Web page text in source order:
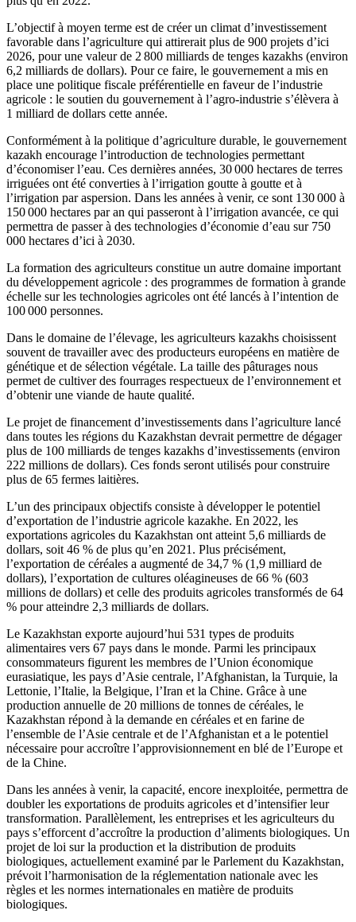
L’objectif à moyen terme est de créer un climat d’investissement
favorable dans l’agriculture qui attirerait plus de 900 projets d’ici
2026, pour une valeur de 2 800 milliards de tenges kazakhs (environ
6,2 milliards de dollars). Pour ce faire, le gouvernement a mis en
place une politique fiscale préférentielle en faveur de l’industrie
agricole : le soutien du gouvernement à l’agro-industrie s’élèvera à
1 milliard de dollars cette année.
Conformément à la politique d’agriculture durable, le gouvernement
kazakh encourage l’introduction de technologies permettant
d’économiser l’eau. Ces dernières années, 30 000 hectares de terres
irriguées ont été converties à l’irrigation goutte à goutte et à
l’irrigation par aspersion. Dans les années à venir, ce sont 130 000 à
150 000 hectares par an qui passeront à l’irrigation avancée, ce qui
permettra de passer à des technologies d’économie d’eau sur 750
000 hectares d’ici à 2030.
La formation des agriculteurs constitue un autre domaine important
du développement agricole : des programmes de formation à grande
échelle sur les technologies agricoles ont été lancés à l’intention de
100 000 personnes.
Dans le domaine de l’élevage, les agriculteurs kazakhs choisissent
souvent de travailler avec des producteurs européens en matière de
génétique et de sélection végétale. La taille des pâturages nous
permet de cultiver des fourrages respectueux de l’environnement et
d’obtenir une viande de haute qualité.
Le projet de financement d’investissements dans l’agriculture lancé
dans toutes les régions du Kazakhstan devrait permettre de dégager
plus de 100 milliards de tenges kazakhs d’investissements (environ
222 millions de dollars). Ces fonds seront utilisés pour construire
plus de 65 fermes laitières.
L’un des principaux objectifs consiste à développer le potentiel
d’exportation de l’industrie agricole kazakhe. En 2022, les
exportations agricoles du Kazakhstan ont atteint 5,6 milliards de
dollars, soit 46 % de plus qu’en 2021. Plus précisément,
l’exportation de céréales a augmenté de 34,7 % (1,9 milliard de
dollars), l’exportation de cultures oléagineuses de 66 % (603
millions de dollars) et celle des produits agricoles transformés de 64
% pour atteindre 2,3 milliards de dollars.
Le Kazakhstan exporte aujourd’hui 531 types de produits
alimentaires vers 67 pays dans le monde. Parmi les principaux
consommateurs figurent les membres de l’Union économique
eurasiatique, les pays d’Asie centrale, l’Afghanistan, la Turquie, la
Lettonie, l’Italie, la Belgique, l’Iran et la Chine. Grâce à une
production annuelle de 20 millions de tonnes de céréales, le
Kazakhstan répond à la demande en céréales et en farine de
l’ensemble de l’Asie centrale et de l’Afghanistan et a le potentiel
nécessaire pour accroître l’approvisionnement en blé de l’Europe et
de la Chine.
Dans les années à venir, la capacité, encore inexploitée, permettra de
doubler les exportations de produits agricoles et d’intensifier leur
transformation. Parallèlement, les entreprises et les agriculteurs du
pays s’efforcent d’accroître la production d’aliments biologiques. Un
projet de loi sur la production et la distribution de produits
biologiques, actuellement examiné par le Parlement du Kazakhstan,
prévoit l’harmonisation de la réglementation nationale avec les
règles et les normes internationales en matière de produits
biologiques.